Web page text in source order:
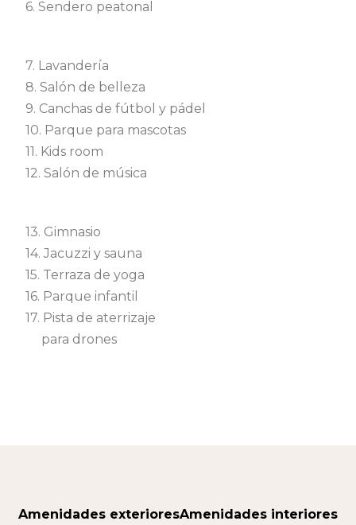
6. Sendero peatonal
7. Lavandería
8. Salón de belleza
9. Canchas de fútbol y pádel
10. Parque para mascotas
11. Kids room
12. Salón de música
13. Gimnasio
14. Jacuzzi y sauna
15. Terraza de yoga
16. Parque infantil
17. Pista de aterrizaje
para drones
Amenidades exterioresAmenidades interiores